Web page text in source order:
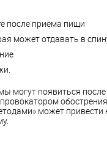
после приёма пищи
может отдавать в
могут появиться
может привести